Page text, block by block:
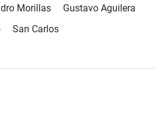
Morillas
Gustavo Aguilera
San Carlos